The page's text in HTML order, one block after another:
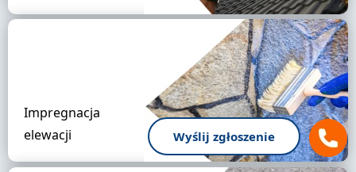
Impregnacja
elewacji
Wyślij zgłoszenie